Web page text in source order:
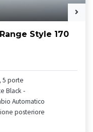
Style 170
5 porte
Black -
Automatico
posteriore